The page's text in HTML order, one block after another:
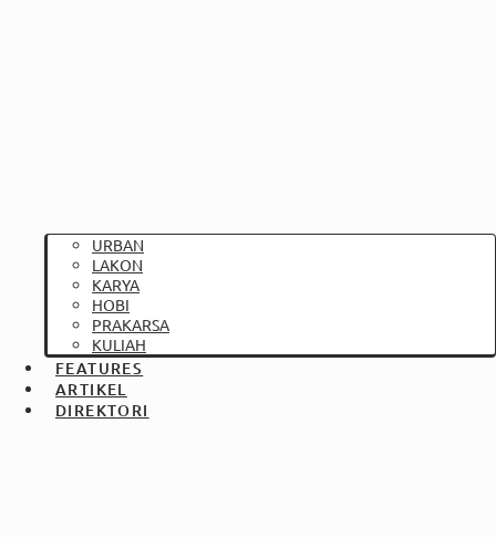
URBAN
LAKON
KARYA
HOBI
PRAKARSA
KULIAH
FEATURES
ARTIKEL
DIREKTORI